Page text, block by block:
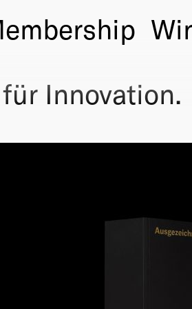
Innovation.